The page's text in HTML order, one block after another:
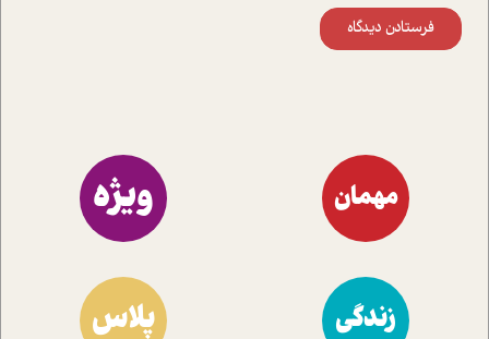
فرستادن دیدگاه
مهمان ویژه
زندگی پلاس